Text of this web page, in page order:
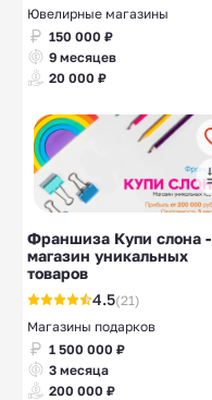
Ювелирные магазины
150 000 ₽
9 месяцев
20 000 ₽
Франшиза Купи слона -
магазин уникальных
товаров
4.5(21)
Магазины подарков
1 500 000 ₽
3 месяца
200 000 ₽